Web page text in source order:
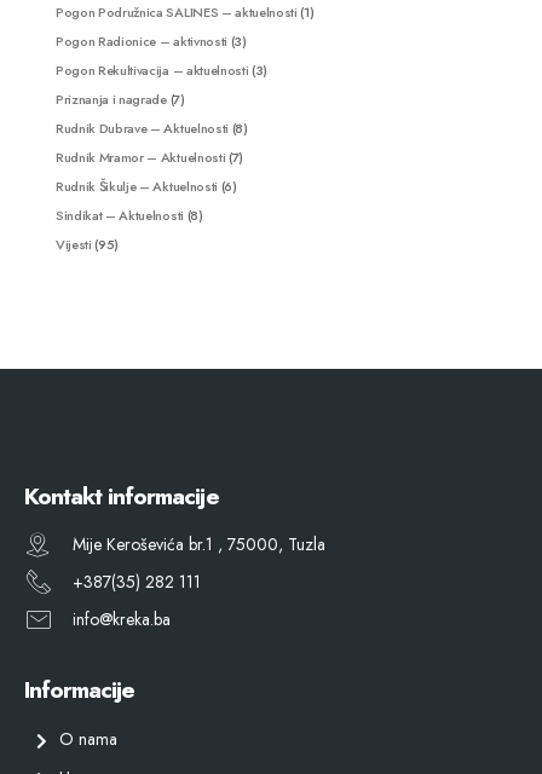
Pogon Podružnica SALINES – aktuelnosti(1)
Pogon Radionice – aktivnosti (3)
Pogon Rekultivacija – aktuelnosti(3)
Priznanja i nagrade(7)
Rudnik Dubrave – Aktuelnosti (8)
Rudnik Mramor – Aktuelnosti(7)
Rudnik Šikulje – Aktuelnosti (6)
Sindikat – Aktuelnosti (8)
Vijesti(95)
Kontakt informacije
Mije Keroševića br.1 , 75000, Tuzla
+387(35) 282 111
info@kreka.ba
Informacije
O nama